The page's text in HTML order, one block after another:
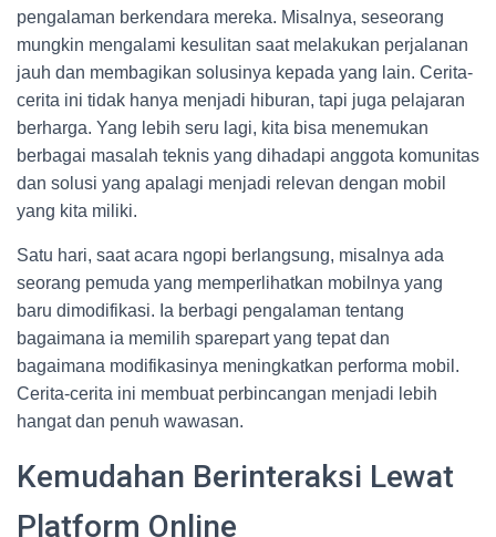
pengalaman berkendara mereka. Misalnya, seseorang
mungkin mengalami kesulitan saat melakukan perjalanan
jauh dan membagikan solusinya kepada yang lain. Cerita-
cerita ini tidak hanya menjadi hiburan, tapi juga pelajaran
berharga. Yang lebih seru lagi, kita bisa menemukan
berbagai masalah teknis yang dihadapi anggota komunitas
dan solusi yang apalagi menjadi relevan dengan mobil
yang kita miliki.
Satu hari, saat acara ngopi berlangsung, misalnya ada
seorang pemuda yang memperlihatkan mobilnya yang
baru dimodifikasi. Ia berbagi pengalaman tentang
bagaimana ia memilih sparepart yang tepat dan
bagaimana modifikasinya meningkatkan performa mobil.
Cerita-cerita ini membuat perbincangan menjadi lebih
hangat dan penuh wawasan.
Kemudahan Berinteraksi Lewat
Platform Online